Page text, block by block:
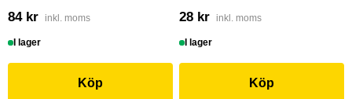
84 kr inkl. moms
I lager
Köp
28 kr inkl. moms
I lager
Köp